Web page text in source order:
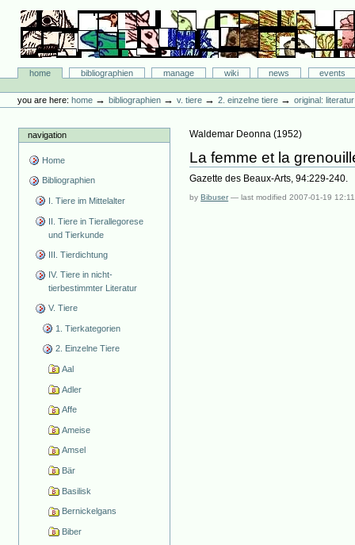
content.
navigation
Bibliographie-Portal
Sectionshome bibliographien manage wiki news
events
tools
you are here: home →bibliographien →v. tiere →2. einzelne tiere →original:
navigation
Home
Bibliographien
I. Tiere im Mittelalter
II. Tiere in Tierallegorese
und Tierkunde
III. Tierdichtung
IV. Tiere in nicht-
tierbestimmter Literatur
V. Tiere
1. Tierkategorien
2. Einzelne Tiere
Aal
Adler
Affe
Ameise
Amsel
Bär
Basilisk
Bernickelgans
Biber
Waldemar Deonna (1952)
La femme et la
Gazette des Beaux-Arts, 94:229-240.
byBibuser —last modified2007-01-19 12:11